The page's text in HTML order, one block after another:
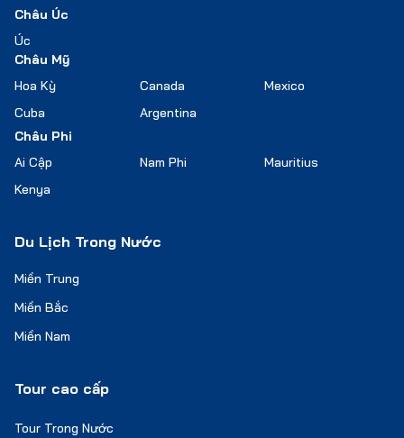
Châu Úc
Úc
Châu Mỹ
Hoa Kỳ
Canada
Mexico
Cuba
Argentina
Châu Phi
Ai Cập
Nam Phi
Mauritius
Kenya
Du Lịch Trong Nước
Miền Trung
Miền Bắc
Miền Nam
Tour cao cấp
Tour Trong Nước